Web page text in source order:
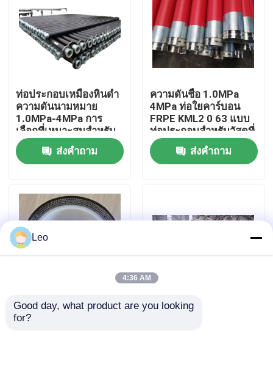
บ้าน
ผลิตภัณฑ์
แสดง VR
เกี่ยวกับเรา
ควบคุมคุณภาพ
ติดต่อเรา
ท่อประกอบเหมืองหินดํา
ความดันนามหมาย
1.0MPa-4MPa การ
เลือกที่เหมาะสมสําหรับ
โครงการติดตั้งที่ไม่มีขัง
หรือเปิดขังส่งคำถาม
ความดันชื่อ 1.0MPa
4MPa ท่อใยคาร์บอน
FRPE KML2 0 63 แบบ
ท่อประกอบสําหรับวัสดุที่
เบาและแข็งแรงใน
อุตสาหกรรมส่งคำถาม
อำนวยความสะดวก
อุตสาหกรรมท่อคอมโพ
ท่อประกอบเหมืองแร่
Leo
4:36 AM
Good day, what product are you looking
for?